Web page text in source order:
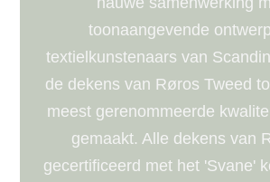
toonaangevende
textielkunstenaars van
de dekens van Røros Tweed
meest gerenommeerde
gemaakt. Alle dekens van
gecertificeerd met het 'Svane'